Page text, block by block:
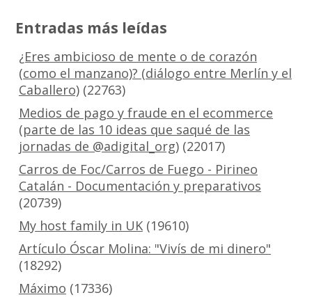
Entradas más leídas
¿Eres ambicioso de mente o de corazón
(como el manzano)? (diálogo entre Merlín y el
Caballero)(22763)
Medios de pago y fraude en el ecommerce
(parte de las 10 ideas que saqué de las
jornadas de @adigital_org)(22017)
Carros de Foc/Carros de Fuego - Pirineo
Catalán - Documentación y preparativos
(20739)
My host family in UK(19610)
Artículo Óscar Molina: "Vivís de mi dinero"
(18292)
Máximo (17336)